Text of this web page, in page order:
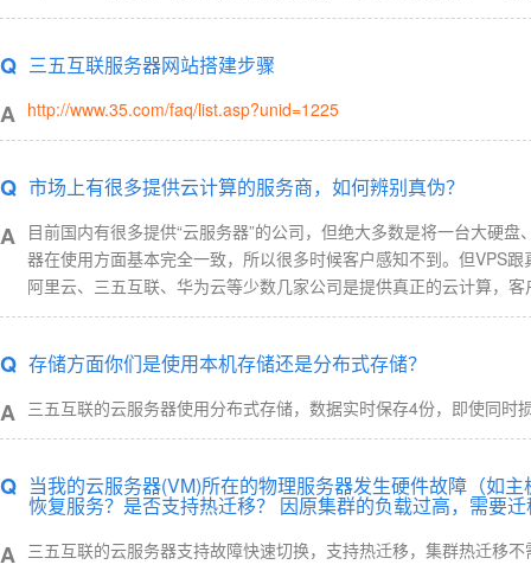
Q 三五互联服务器网站搭建步骤
A http://www.35.com/faq/list.asp?unid=1225
Q 市场上有很多提供云计算的服务商，如何辨别真伪？
A 目前国内有很多提供“云服务器”的公司，但绝大多数是将一台大硬
器在使用方面基本完全一致，所以很多时候客户感知不到。但VPS
阿里云、三五互联、华为云等少数几家公司是提供真正的云计算，
Q 存储方面你们是使用本机存储还是分布式存储？
A 三五互联的云服务器使用分布式存储，数据实时保存4份，即使同时
Q 当我的云服务器(VM)所在的物理服务器发生硬件故障（如
恢复服务？是否支持热迁移？ 因原集群的负载过高，需要
A 三五互联的云服务器支持故障快速切换，支持热迁移，集群热迁移